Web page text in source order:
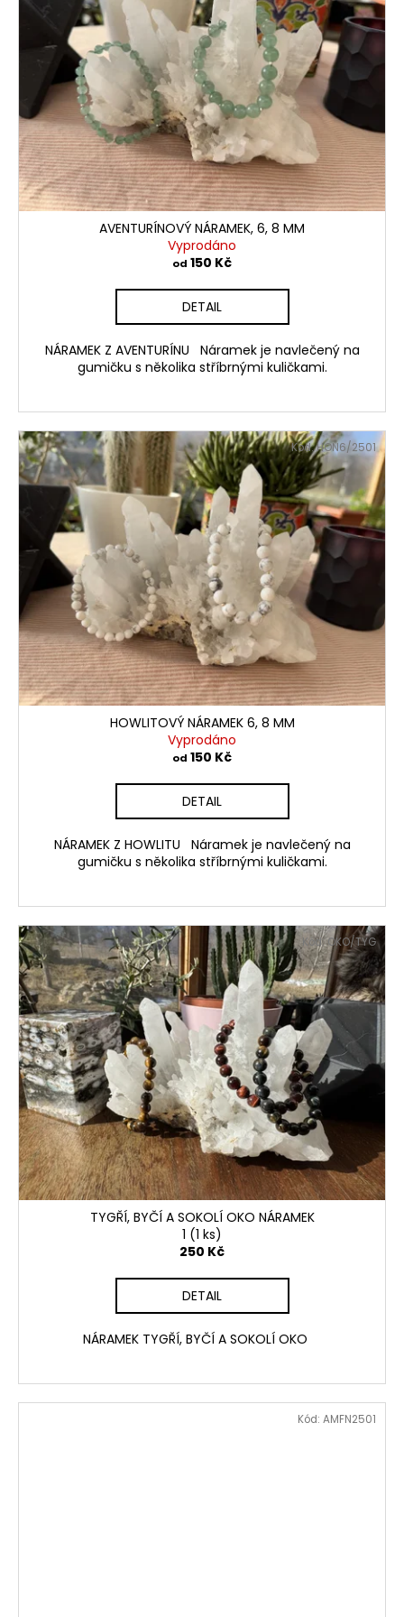
d
o
d
u
k
t
AVENTURÍNOVÝ NÁRAMEK, 6, 8 MM
Vyprodáno
od 150 Kč
DETAIL
NÁRAMEK Z AVENTURÍNU Náramek je navlečený na
gumičku s několika stříbrnými kuličkami.
HOWLITOVÝ NÁRAMEK 6, 8 MM
Vyprodáno
od 150 Kč
DETAIL
NÁRAMEK Z HOWLITU Náramek je navlečený na
gumičku s několika stříbrnými kuličkami.
Kód:HON6/2501
TYGŘÍ, BYČÍ A SOKOLÍ OKO NÁRAMEK
1 (1 ks)
250 Kč
DETAIL
NÁRAMEK TYGŘÍ, BYČÍ A SOKOLÍ OKO
Kód:OKO/TYG
Kód: AMFN2501